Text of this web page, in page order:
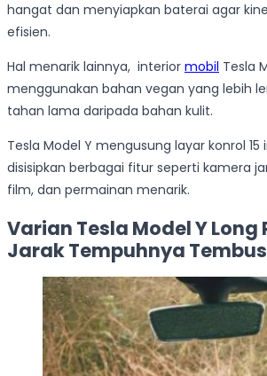
hangat dan menyiapkan baterai agar
efisien.
Hal menarik lainnya, interior mobil Tesla
menggunakan bahan vegan yang lebih
tahan lama daripada bahan kulit.
Tesla Model Y mengusung layar konrol 15
disisipkan berbagai fitur seperti kamera
film, dan permainan menarik.
Varian Tesla Model Y Long
Jarak Tempuhnya